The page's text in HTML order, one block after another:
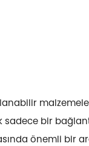
bir
önemli bir